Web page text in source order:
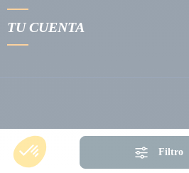
Filtro
TU CUENTA